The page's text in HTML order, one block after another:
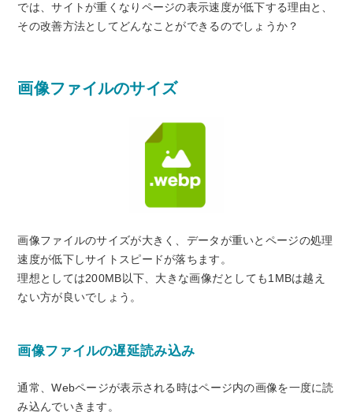
では、サイトが重くなりページの表示速度が低下する理由と、
その改善方法としてどんなことができるのでしょうか？
画像ファイルのサイズ
画像ファイルのサイズが大きく、データが重いとページの処理
速度が低下しサイトスピードが落ちます。
理想としては200MB以下、大きな画像だとしても1MBは越え
ない方が良いでしょう。
画像ファイルの遅延読み込み
通常、Webページが表示される時はページ内の画像を一度に読
み込んでいきます。